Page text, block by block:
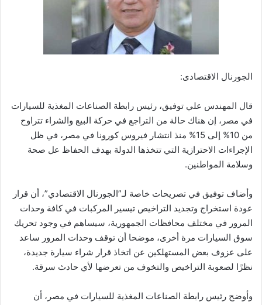
الجورنال الاقتصادى:
قال المهندس علي توفيق، رئيس رابطة الصناعات المغذية للسيارات
في مصر، إن هناك حالة من التراجع في حركة البيع والشراء تتراوح
من 10% إلى 15% منذ انتشار فيروس كورونا في مصر، في ظل
الإجراءات الاحترازية التي تتخذها الدولة بهدف الحفاظ عل صحة
وسلامة المواطنين.
وأضاف توفيق في تصريحات خاصة لـ”الجورنال الاقتصادي”، أن قرار
عودة استخراج وتجديد التراخيص تيسير المركبات في كافة وحدات
المرور في مختلف محافظات الجمهورية، سيساهم في وجود تحريك
سوق السيارات مرة أخرى، موضحا أن توقف وحدات المرور ساعد
على عزوف بعض المستهلكين عن اتخاذ قرار شراء سيارة جديدة،
نظرًا لصعوبة التراخيص والتخوف من تعرضها لأي حادث سرقة.
وأوضح رئيس رابطة الصناعات المغذية للسيارات في مصر، أن